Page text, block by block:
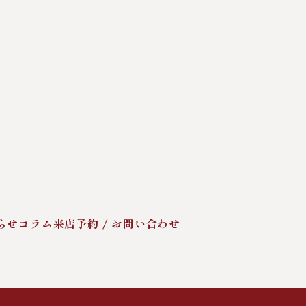
せコラム来店予約 / お問い合わせ